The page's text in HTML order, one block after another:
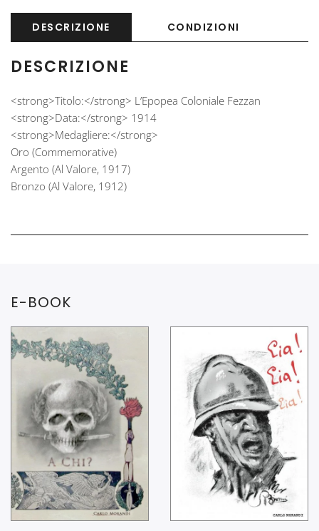
DESCRIZIONE CONDIZIONI
DESCRIZIONE
<strong>Titolo:</strong> L’Epopea Coloniale Fezzan
<strong>Data:</strong> 1914
<strong>Medagliere:</strong>
Oro (Commemorative)
Argento (Al Valore, 1917)
Bronzo (Al Valore, 1912)
E-BOOK